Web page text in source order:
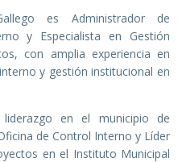
es Administrador de
y Especialista en Gestión
con amplia experiencia en
y gestión institucional en
en el municipio de
de Control Interno y Líder
en el Instituto Municipal